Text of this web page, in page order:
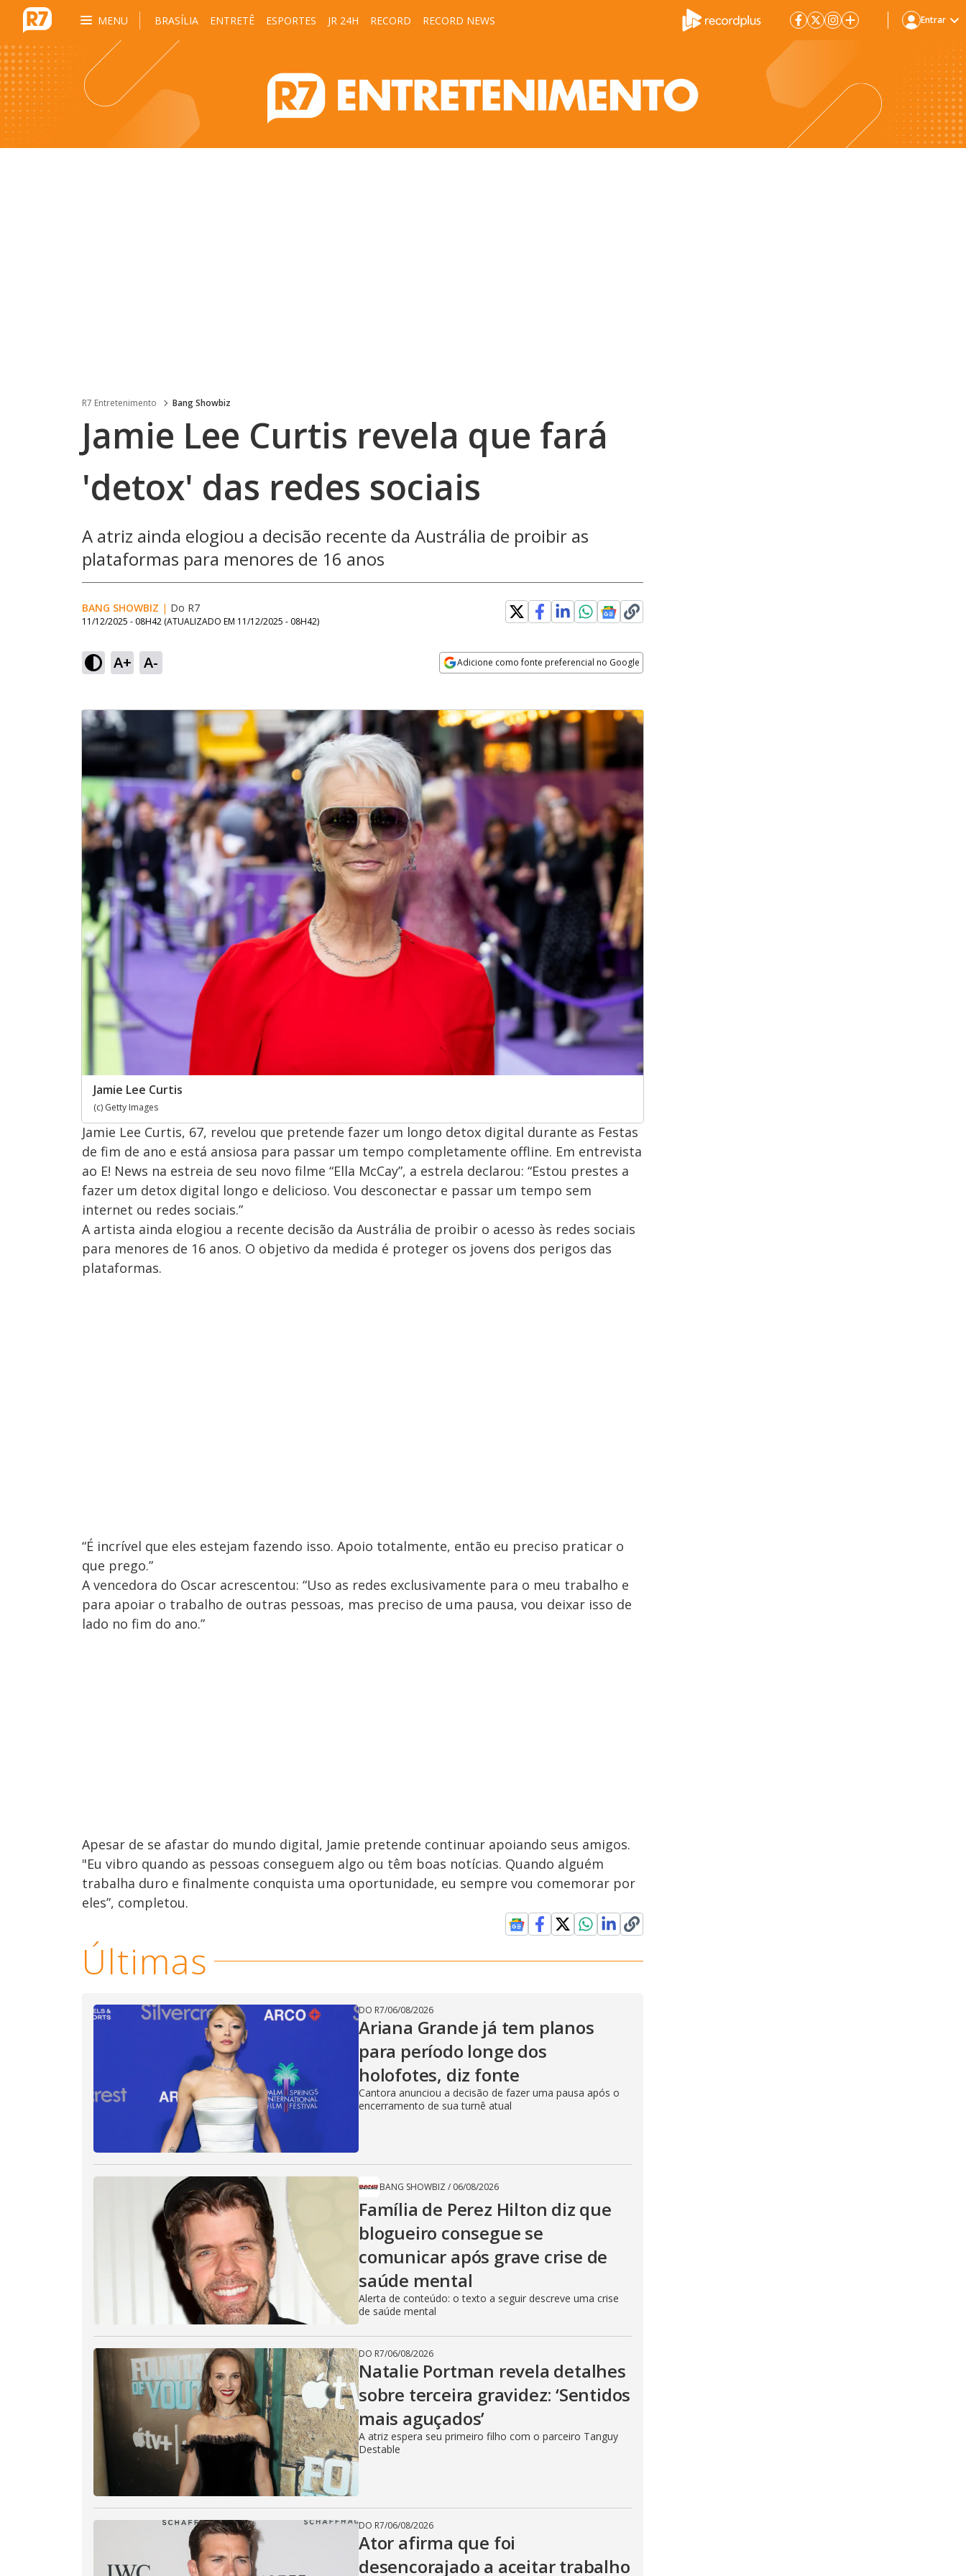
MENU BRASÍLIA ENTRETÊ ESPORTES JR 24H RECORD RECORD NEWS Entrar
R7 Entretenimento Bang Showbiz
Jamie Lee Curtis revela que fará
'detox' das redes sociais
A atriz ainda elogiou a decisão recente da Austrália de proibir as
plataformas para menores de 16 anos
BANG SHOWBIZ | Do R7
11/12/2025 - 08H42 (ATUALIZADO EM 11/12/2025 - 08H42)
A+ A- Adicione como fonte preferencial no Google
Jamie Lee Curtis
(c) Getty Images
Jamie Lee Curtis, 67, revelou que pretende fazer um longo detox digital durante as Festas
de fim de ano e está ansiosa para passar um tempo completamente offline. Em entrevista
ao E! News na estreia de seu novo filme “Ella McCay”, a estrela declarou: “Estou prestes a
fazer um detox digital longo e delicioso. Vou desconectar e passar um tempo sem
internet ou redes sociais.”
A artista ainda elogiou a recente decisão da Austrália de proibir o acesso às redes sociais
para menores de 16 anos. O objetivo da medida é proteger os jovens dos perigos das
plataformas.
“É incrível que eles estejam fazendo isso. Apoio totalmente, então eu preciso praticar o
que prego.”
A vencedora do Oscar acrescentou: “Uso as redes exclusivamente para o meu trabalho e
para apoiar o trabalho de outras pessoas, mas preciso de uma pausa, vou deixar isso de
lado no fim do ano.”
Apesar de se afastar do mundo digital, Jamie pretende continuar apoiando seus amigos.
"Eu vibro quando as pessoas conseguem algo ou têm boas notícias. Quando alguém
trabalha duro e finalmente conquista uma oportunidade, eu sempre vou comemorar por
eles”, completou.
Últimas
DO R7/06/08/2026
Ariana Grande já tem planos
para período longe dos
holofotes, diz fonte
Cantora anunciou a decisão de fazer uma pausa após o
encerramento de sua turnê atual
BANG SHOWBIZ / 06/08/2026
Família de Perez Hilton diz que
blogueiro consegue se
comunicar após grave crise de
saúde mental
Alerta de conteúdo: o texto a seguir descreve uma crise
de saúde mental
DO R7/06/08/2026
Natalie Portman revela detalhes
sobre terceira gravidez: ‘Sentidos
mais aguçados’
A atriz espera seu primeiro filho com o parceiro Tanguy
Destable
DO R7/06/08/2026
Ator afirma que foi
desencorajado a aceitar trabalho